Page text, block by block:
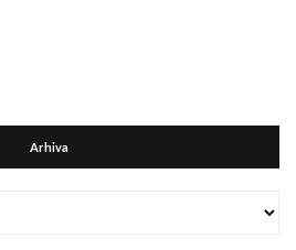
Arhiva